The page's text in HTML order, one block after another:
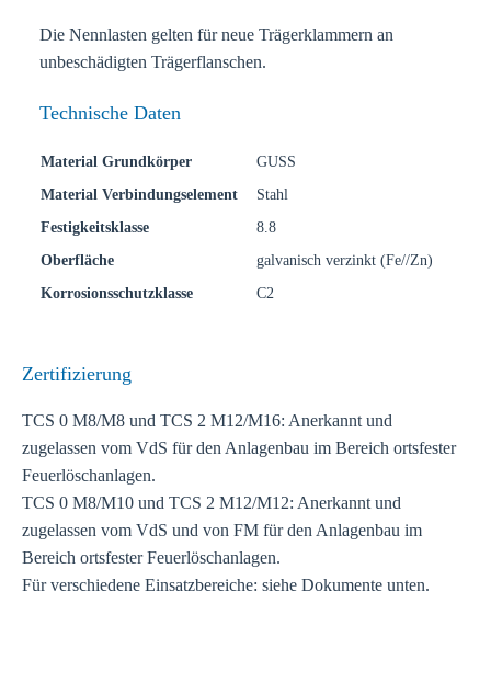
Die Nennlasten gelten für neue Trägerklammern an
unbeschädigten Trägerflanschen.
Technische Daten
Material Grundkörper
GUSS
Material Verbindungselement
Stahl
Festigkeitsklasse
8.8
Oberfläche
galvanisch verzinkt (Fe//Zn)
Korrosionsschutzklasse
C2
Zertifizierung
TCS 0 M8/M8 und TCS 2 M12/M16: Anerkannt und
zugelassen vom VdS für den Anlagenbau im Bereich ortsfester
Feuerlöschanlagen.
TCS 0 M8/M10 und TCS 2 M12/M12: Anerkannt und
zugelassen vom VdS und von FM für den Anlagenbau im
Bereich ortsfester Feuerlöschanlagen.
Für verschiedene Einsatzbereiche: siehe Dokumente unten.